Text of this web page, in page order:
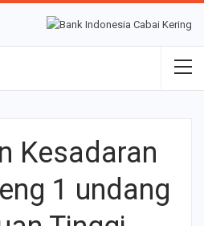
Kesadaran
1 undang